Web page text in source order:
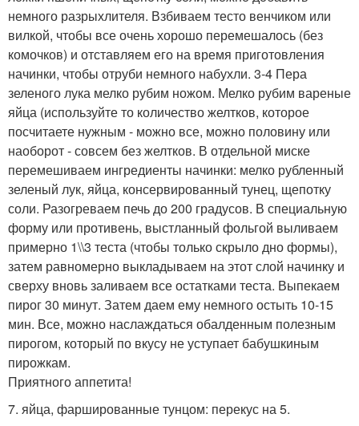
немного разрыхлителя. Взбиваем тесто венчиком или
вилкой, чтобы все очень хорошо перемешалось (без
комочков) и отставляем его на время приготовления
начинки, чтобы отруби немного набухли. 3-4 Пера
зеленого лука мелко рубим ножом. Мелко рубим вареные
яйца (используйте то количество желтков, которое
посчитаете нужным - можно все, можно половину или
наоборот - совсем без желтков. В отдельной миске
перемешиваем ингредиенты начинки: мелко рубленный
зеленый лук, яйца, консервированный тунец, щепотку
соли. Разогреваем печь до 200 градусов. В специальную
форму или противень, выстланный фольгой выливаем
примерно 1\\3 теста (чтобы только скрыло дно формы),
затем равномерно выкладываем на этот слой начинку и
сверху вновь заливаем все остатками теста. Выпекаем
пирог 30 минут. Затем даем ему немного остыть 10-15
мин. Все, можно наслаждаться обалденным полезным
пирогом, который по вкусу не уступает бабушкиным
пирожкам.
Приятного аппетита!
7. яйца, фаршированные тунцом: перекус на 5.